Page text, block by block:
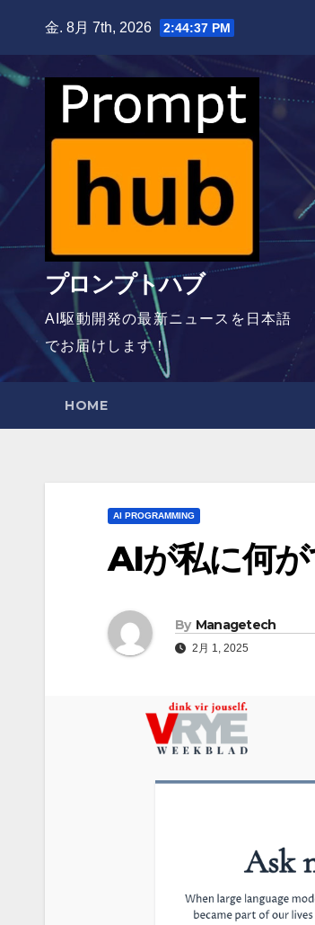
content
金. 8月 7th, 2026 2:44:38 PM
プロンプトハブ
AI駆動開発の最新ニュースを日本語
でお届けします！
HOME
AI PROGRAMMING
AIが私に何
By Managetech
2月 1, 2025